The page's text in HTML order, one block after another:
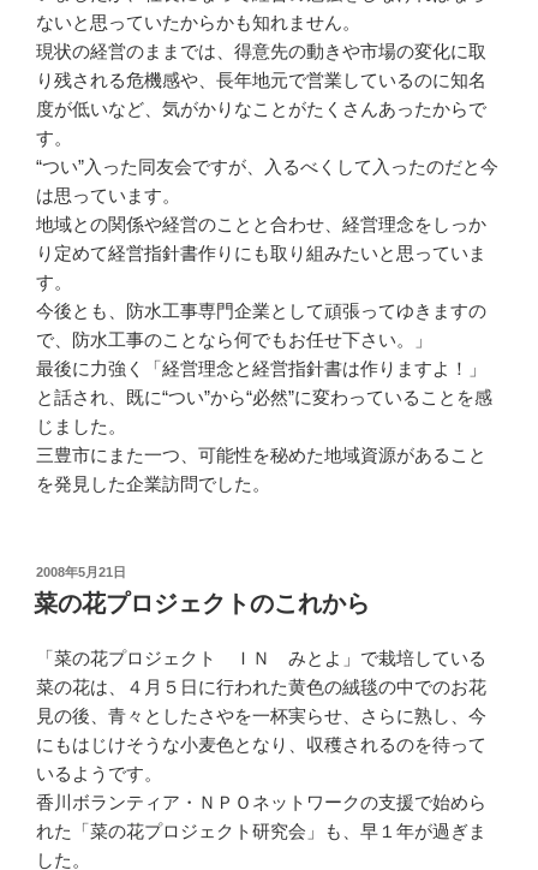
ないと思っていたからかも知れません。
現状の経営のままでは、得意先の動きや市場の変化に取
り残される危機感や、長年地元で営業しているのに知名
度が低いなど、気がかりなことがたくさんあったからで
す。
“つい”入った同友会ですが、入るべくして入ったのだと今
は思っています。
地域との関係や経営のことと合わせ、経営理念をしっか
り定めて経営指針書作りにも取り組みたいと思っていま
す。
今後とも、防水工事専門企業として頑張ってゆきますの
で、防水工事のことなら何でもお任せ下さい。」
最後に力強く「経営理念と経営指針書は作りますよ！」
と話され、既に“つい”から“必然”に変わっていることを感
じました。
三豊市にまた一つ、可能性を秘めた地域資源があること
を発見した企業訪問でした。
投
稿
日:
2008年5月21日
菜の花プロジェクトのこれから
「菜の花プロジェクト ＩＮ みとよ」で栽培している
菜の花は、４月５日に行われた黄色の絨毯の中でのお花
見の後、青々としたさやを一杯実らせ、さらに熟し、今
にもはじけそうな小麦色となり、収穫されるのを待って
いるようです。
香川ボランティア・ＮＰＯネットワークの支援で始めら
れた「菜の花プロジェクト研究会」も、早１年が過ぎま
した。